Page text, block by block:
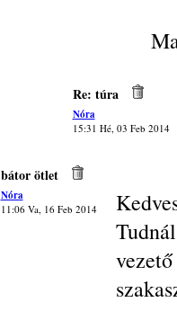
Re: túra
Nóra
15:31 Hé, 03 Feb 2014
bátor ötlet
Nóra
11:06 Va, 16 Feb 2014